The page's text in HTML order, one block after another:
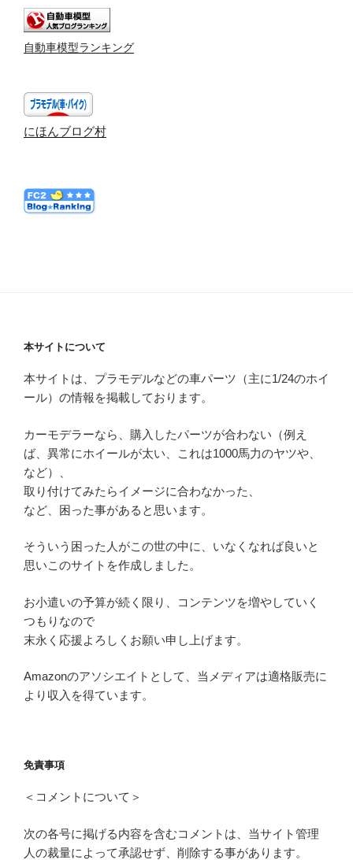
自動車模型ランキング
にほんブログ村
本サイトについて
本サイトは、プラモデルなどの車パーツ（主に1/24のホイ
ール）の情報を掲載しております。
カーモデラーなら、購入したパーツが合わない（例え
ば、異常にホイールが太い、これは1000馬力のヤツや、
など）、
取り付けてみたらイメージに合わなかった、
など、困った事があると思います。
そういう困った人がこの世の中に、いなくなれば良いと
思いこのサイトを作成しました。
お小遣いの予算が続く限り、コンテンツを増やしていく
つもりなので
末永く応援よろしくお願い申し上げます。
Amazonのアソシエイトとして、当メディアは適格販売に
より収入を得ています。
免責事項
＜コメントについて＞
次の各号に掲げる内容を含むコメントは、当サイト管理
人の裁量によって承認せず、削除する事があります。